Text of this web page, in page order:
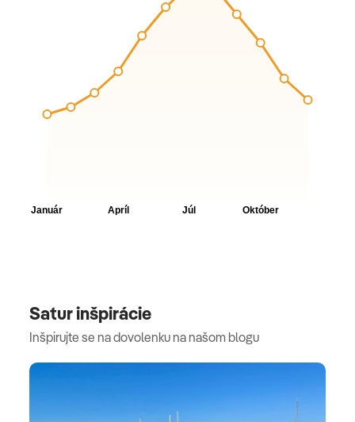
Satur inšpirácie
Inšpirujte se na dovolenku na našom blogu